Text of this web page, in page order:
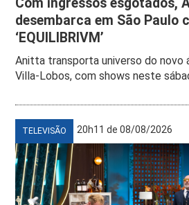
desembarca em São Paulo
‘EQUILIBRIVM’
Anitta transporta universo do novo
Villa-Lobos, com shows neste
TELEVISÃO 20h11 de 08/08/2026